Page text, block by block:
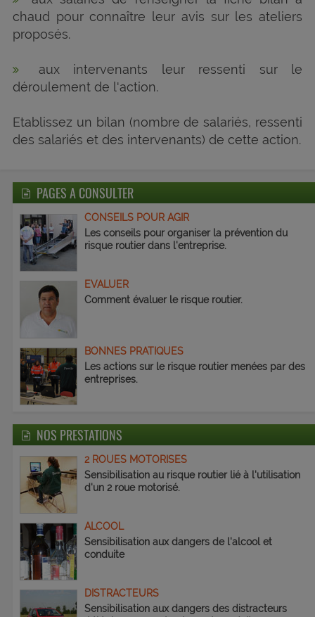
chaud pour connaître leur avis sur les ateliers
proposés.
aux intervenants leur ressenti sur le
déroulement de l'action.
Etablissez un bilan (nombre de salariés, ressenti
des salariés et des intervenants) de cette action.
PAGES A CONSULTER
CONSEILS POUR AGIR
Les conseils pour organiser la prévention du
risque routier dans l'entreprise.
EVALUER
Comment évaluer le risque routier.
BONNES PRATIQUES
Les actions sur le risque routier menées par des
entreprises.
NOS PRESTATIONS
2 ROUES MOTORISES
Sensibilisation au risque routier lié à l'utilisation
d'un 2 roue motorisé.
ALCOOL
Sensibilisation aux dangers de l'alcool et
conduite
DISTRACTEURS
Sensibilisation aux dangers des distracteurs